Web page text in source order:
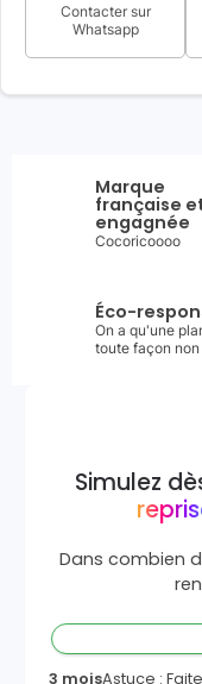
Contacter sur
Whatsapp
Marque
française
engagnée
Cocoricoooo
Éco-
On a qu'une
toute façon non
Simulez
Dans combien
3 moisAstuce :